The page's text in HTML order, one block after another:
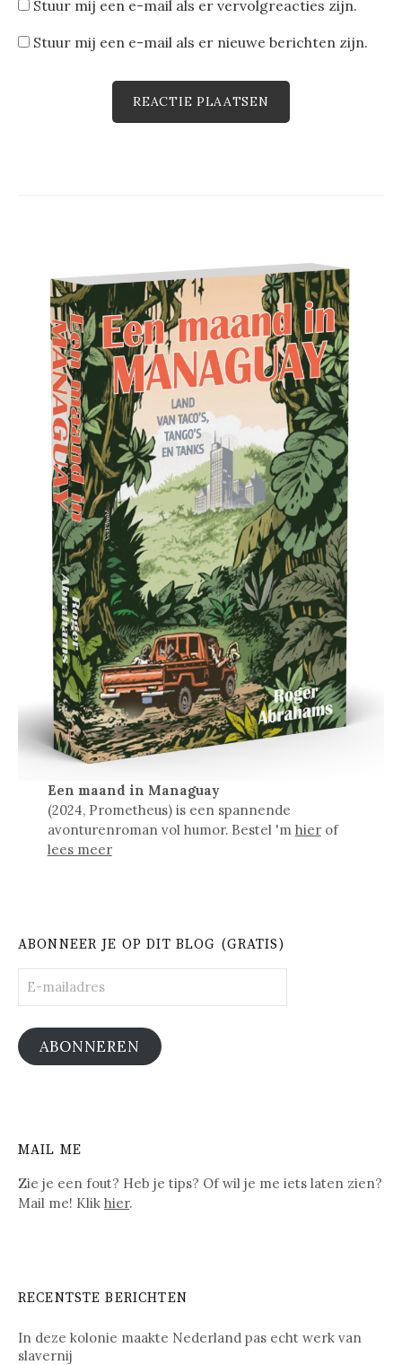
Stuur mij een e-mail als er vervolgreacties zijn.
Stuur mij een e-mail als er nieuwe berichten zijn.
Een maand in Managuay
(2024, Prometheus) is een spannende
avonturenroman vol humor. Bestel 'm hierof
lees meer
ABONNEER JE OP DIT BLOG (GRATIS)
mailadres
ABONNEREN
MAIL ME
Zie je een fout? Heb je tips? Of wil je me iets laten zien?
Mail me! Klik hier.
RECENTSTE BERICHTEN
In deze kolonie maakte Nederland pas echt werk van
slavernij